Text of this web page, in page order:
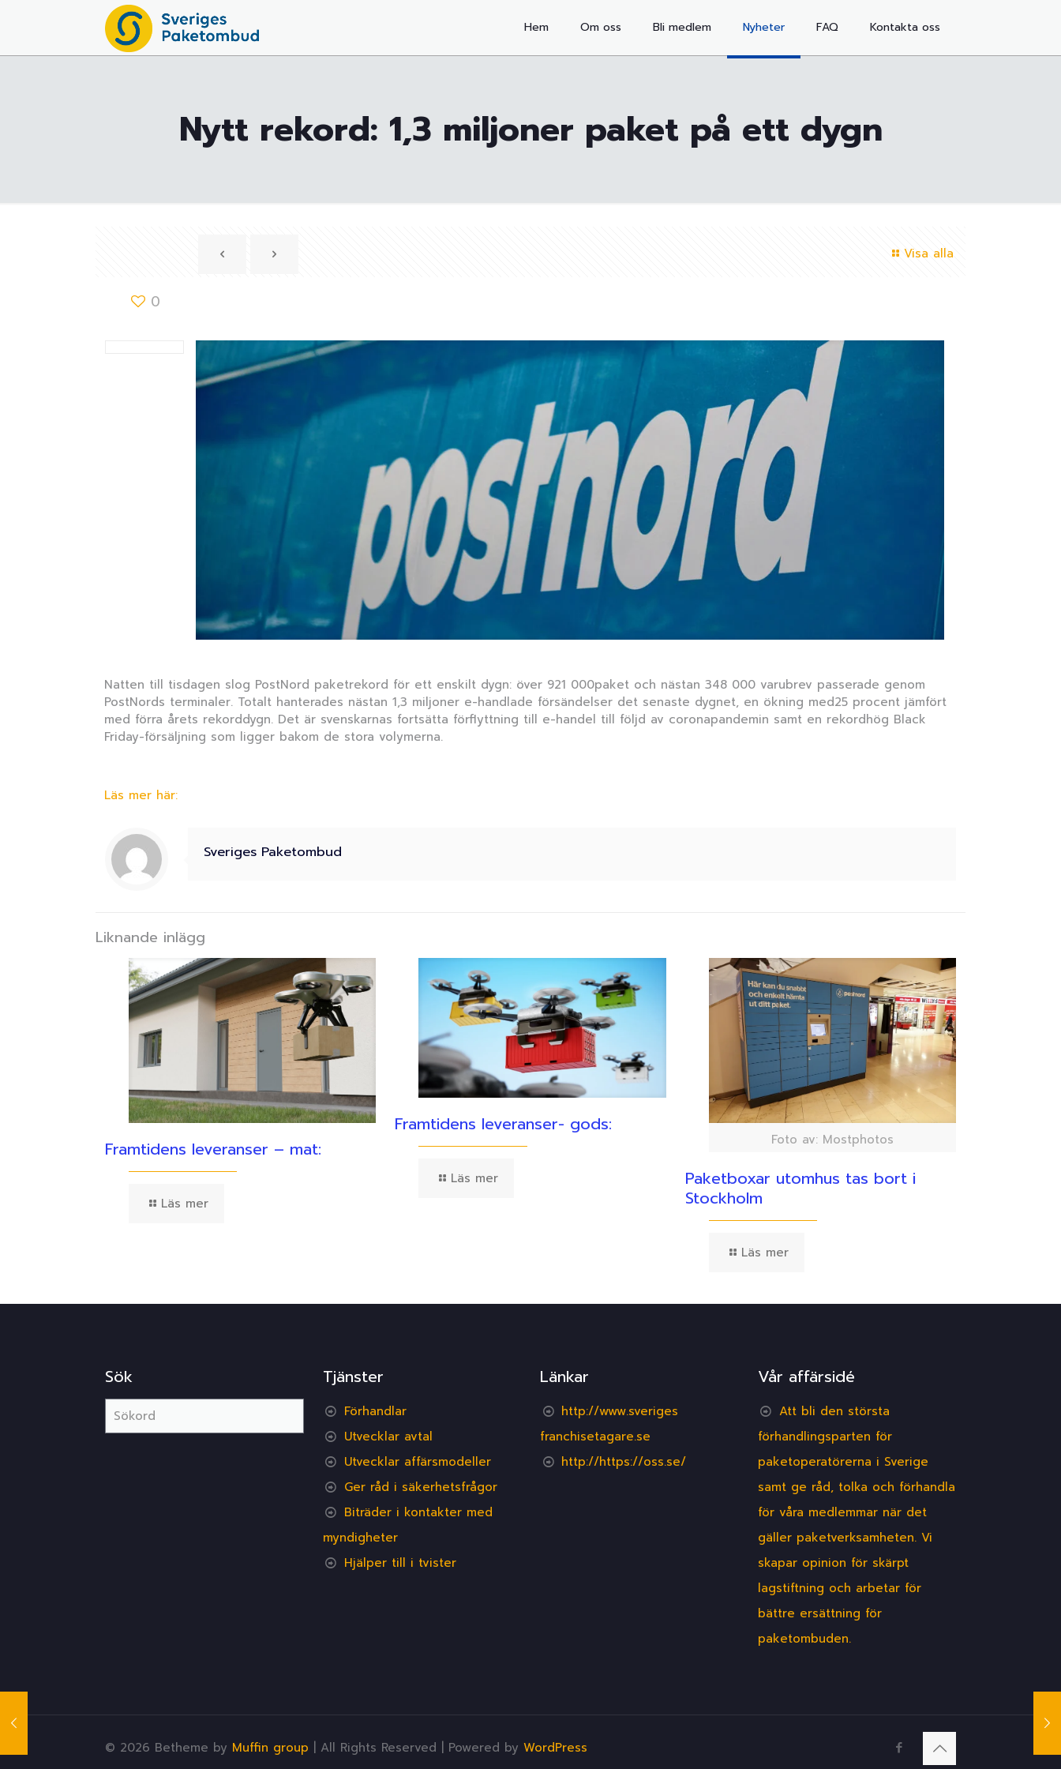
Hem Om oss Bli medlem Nyheter FAQ Kontakta oss
Nytt rekord: 1,3 miljoner paket på ett dygn
Visa alla
0
Natten till tisdagen slog PostNord paketrekord för ett enskilt dygn: över 921 000paket och nästan 348 000 varubrev passerade genom
PostNords terminaler. Totalt hanterades nästan 1,3 miljoner e-handlade försändelser det senaste dygnet, en ökning med25 procent jämfört
med förra årets rekorddygn. Det är svenskarnas fortsätta förflyttning till e-handel till följd av coronapandemin samt en rekordhög Black
Friday-försäljning som ligger bakom de stora volymerna.
Läs mer här:
Sveriges Paketombud
Liknande inlägg
Framtidens leveranser – mat:
Läs mer
Framtidens leveranser- gods:
Läs mer
Foto av: Mostphotos
Paketboxar utomhus tas bort i
Stockholm
Läs mer
Sök Tjänster
Förhandlar
Utvecklar avtal
Utvecklar affärsmodeller
Ger råd i säkerhetsfrågor
Biträder i kontakter med
myndigheter
Hjälper till i tvister
Länkar
http://www.sveriges
franchisetagare.se
http://https://oss.se/
Vår affärsidé
Att bli den största
förhandlingsparten för
paketoperatörerna i Sverige
samt ge råd, tolka och förhandla
för våra medlemmar när det
gäller paketverksamheten. Vi
skapar opinion för skärpt
lagstiftning och arbetar för
bättre ersättning för
paketombuden.
© 2026 Betheme by Muffin group | All Rights Reserved | Powered by WordPress